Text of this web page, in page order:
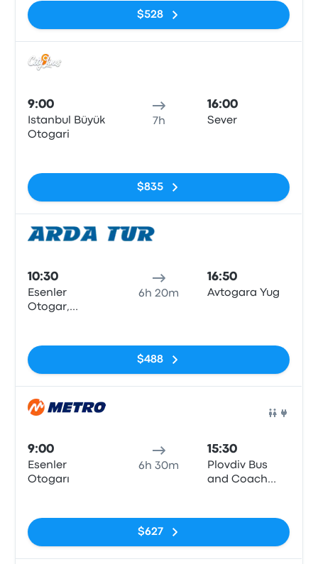
$528
9:00
Istanbul Büyük
Otogari
7h
16:00
Sever
$835
10:30
Esenler
Otogar,
6h 20m
16:50
Avtogara Yug
$488
9:00
Esenler
Otogarı
6h 30m
15:30
Plovdiv Bus
and Coach
$627